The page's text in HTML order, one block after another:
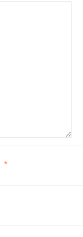
*